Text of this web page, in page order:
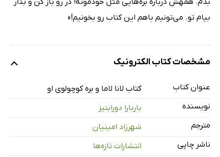
بیام تو. می‌تونیم باهم این کتاب رو بخونیم!»
مشخصات کتاب الکترونیک
عنوان کتاب
کتاب لانا لاما و بره کوچولوی او
نویسنده
باربارا دورابتیز
مترجم
شهرزاد امینیان
ناشر چاپی
انتشارات تازه‌ها